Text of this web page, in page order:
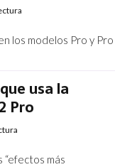
los modelos Pro y Pro
usa la
Pro
“efectos más